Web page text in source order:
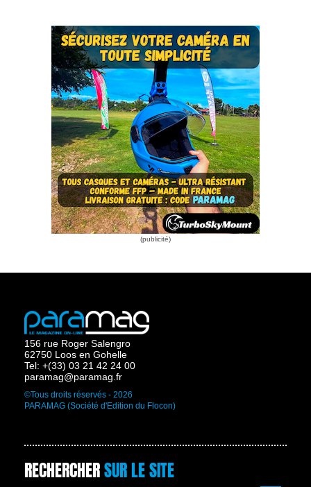
156 rue Roger Salengro
62750 Loos en Gohelle
Tel: +(33) 03 21 42 24 00
paramag@paramag.fr
©Tous droits réservés - 2026
PARAMAG (Société d'Edition du Flocon)
RECHERCHERSUR LE SITE